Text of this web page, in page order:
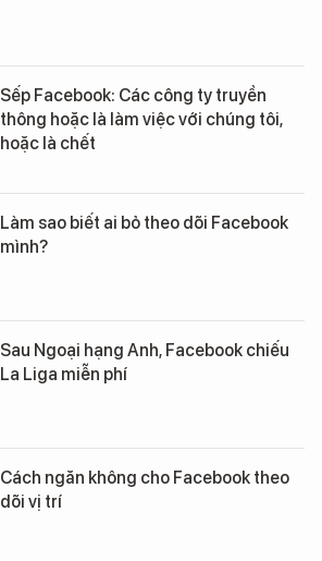
Sếp Facebook: Các công ty truyền
thông hoặc là làm việc với chúng tôi,
hoặc là chết
Làm sao biết ai bỏ theo dõi Facebook
mình?
Sau Ngoại hạng Anh, Facebook chiếu
La Liga miễn phí
Cách ngăn không cho Facebook theo
dõi vị trí